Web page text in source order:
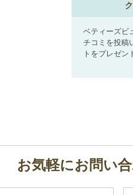
ベティーズビ
チコミを投稿
トをプレゼン
お気軽にお問い